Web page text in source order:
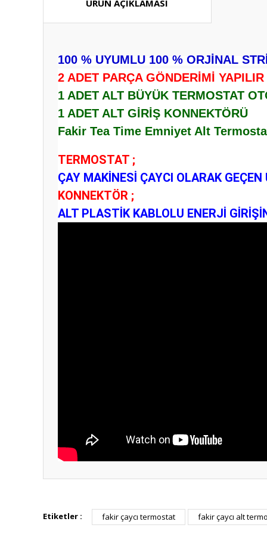
ÜRÜN AÇIKLAMASI
100 % UYUMLU 100 % ORJİNAL
2 ADET PARÇA GÖNDERİMİ
1 ADET ALT BÜYÜK TERMOSTAT
1 ADET ALT GİRİŞ KONNEKTÖRÜ
Fakir Tea Time Emniyet Alt
TERMOSTAT ;
ÇAY MAKİNESİ ÇAYCI OLARAK
KONNEKTÖR ;
ALT PLASTİK KABLOLU ENERJİ
Görüş ve önerileriniz için teşekkür ederiz.
Etiketler : fakir çaycı termostat fakir çaycı alt